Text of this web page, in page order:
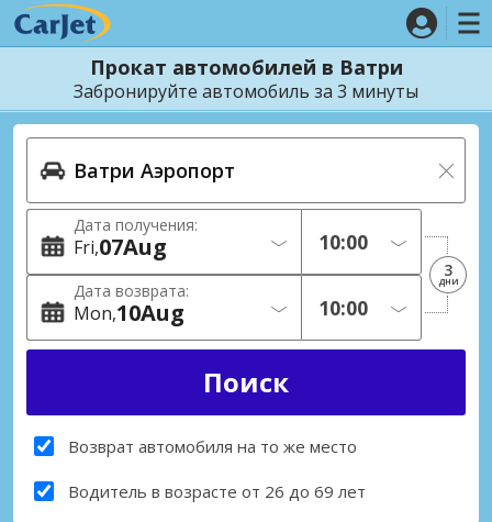
Прокат автомобилей в Ватри
Забронируйте автомобиль за 3 минуты
Дата получения:
Fri 07Aug
Дата возврата:
Mon 10Aug
3
дни
Возврат автомобиля на то же место
Водитель в возрасте от 26 до 69 лет